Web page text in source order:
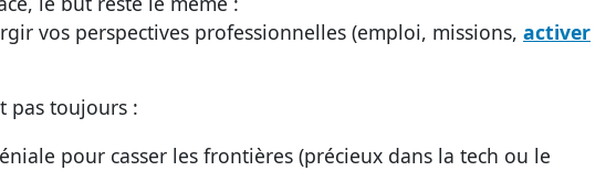
vos perspectives professionnelles (emploi, missions, activer
pas toujours :
pour casser les frontières (précieux dans la tech ou le